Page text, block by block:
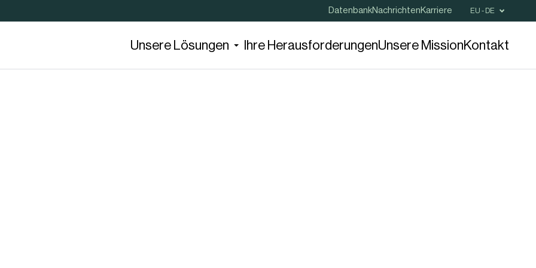
DatenbankNachrichten Karriere EU - DE
Unsere Lösungen Ihre HerausforderungenUnsere MissionKontakt